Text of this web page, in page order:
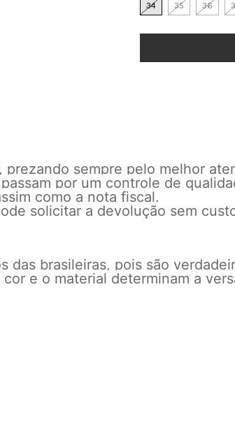
34 35 36
sempre pelo melhor
por um controle de
como a nota fiscal.
solicitar a devolução sem
das brasileiras, pois são
e o material determinam a